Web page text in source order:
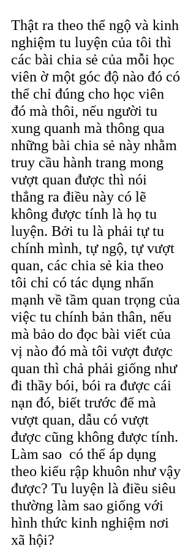
Thật ra theo thể ngộ và kinh
nghiệm tu luyện của tôi thì
các bài chia sẻ của mỗi học
viên ờ một góc độ nào đó có
thể chỉ đúng cho học viên
đó mà thôi, nếu người tu
xung quanh mà thông qua
những bài chia sẻ này nhằm
truy cầu hành trang mong
vượt quan được thì nói
thẳng ra điều này có lẽ
không được tính là họ tu
luyện. Bởi tu là phải tự tu
chính mình, tự ngộ, tự vượt
quan, các chia sẻ kia theo
tôi chỉ có tác dụng nhấn
mạnh về tầm quan trọng của
việc tu chính bản thân, nếu
mà bảo do đọc bài viết của
vị nào đó mà tôi vượt được
quan thì chả phải giống như
đi thầy bói, bói ra được cái
nạn đó, biết trước để mà
vượt quan, dẫu có vượt
được cũng không được tính.
Làm sao  có thể áp dụng
theo kiểu rập khuôn như vậy
được? Tu luyện là điều siêu
thường làm sao giống với
hình thức kinh nghiệm nơi
xã hội?